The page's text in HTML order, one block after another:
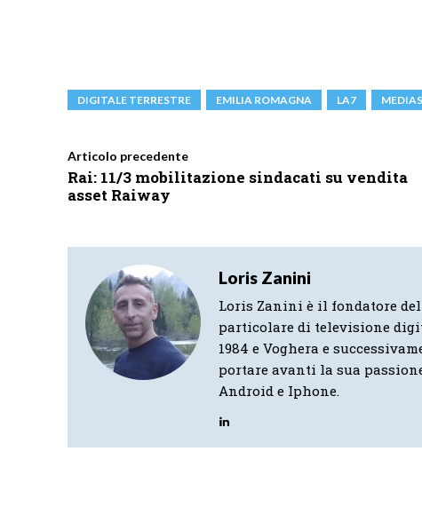
DIGITALE TERRESTRE EMILIA ROMAGNA LA7
Articolo precedente
Rai: 11/3 mobilitazione sindacati su vendita
asset Raiway
Loris Zanini
Loris Zanini è il fondatore
particolare di televisione
1984 e Voghera e
portare avanti la sua
Android e Iphone.